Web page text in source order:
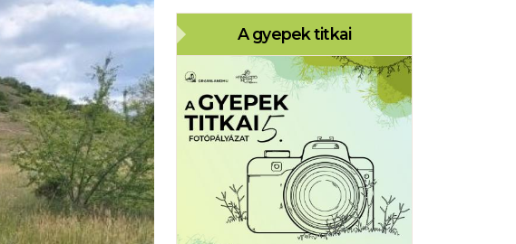
A gyepek titkai